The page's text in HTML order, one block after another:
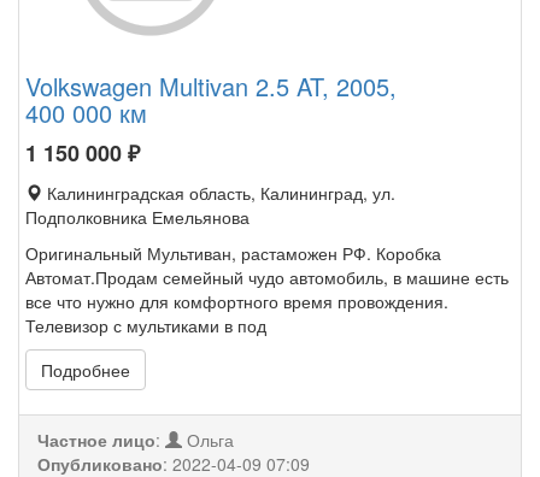
Volkswagen Multivan 2.5 AT, 2005,
400 000 км
1 150 000₽
Калининградская область, Калининград, ул.
Подполковника Емельянова
Оригинальный Мультиван, растаможен РФ. Коробка
Автомат.Продам семейный чудо автомобиль, в машине есть
все что нужно для комфортного время провождения.
Телевизор с мультиками в под
Подробнее
Частное лицо:
Ольга
Опубликовано: 2022-04-09 07:09